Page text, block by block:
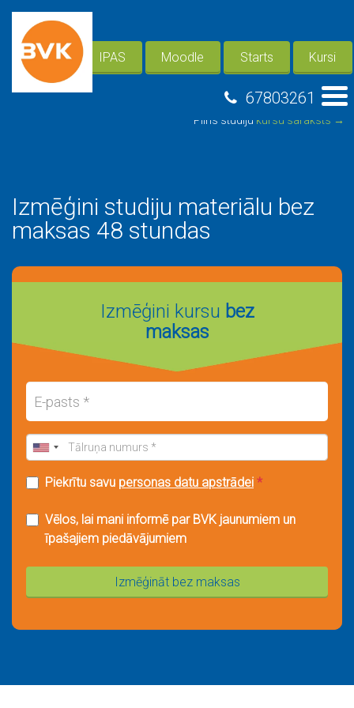
67803261
IPAS Moodle Starts Kursi
Pilns studiju kursu saraksts →
Izmēģini studiju materiālu bez
maksas 48 stundas
Izmēģini kursu bez
maksas
Piekrītu savu personas datu apstrādei *
Vēlos, lai mani informē par BVK jaunumiem un
īpašajiem piedāvājumiem
Izmēģināt bez maksas